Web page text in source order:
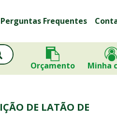
Perguntas Frequentes
Orçamento Minha
DE LATÃO DE